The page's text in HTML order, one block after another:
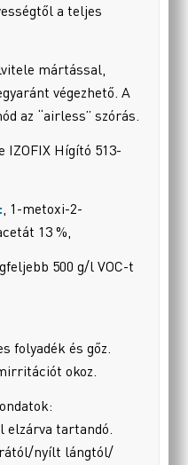
a teljes
mártással,
végezhető. A
az “airless” szórás.
IZOFIX Hígító 513-
, 1-metoxi-2-
13 %,
500 g/l VOC-t
folyadék és gőz.
okoz.
elzárva tartandó.
nyílt lángtól/